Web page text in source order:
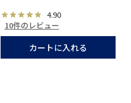
4.90
10件のレビュー
カートに入れる